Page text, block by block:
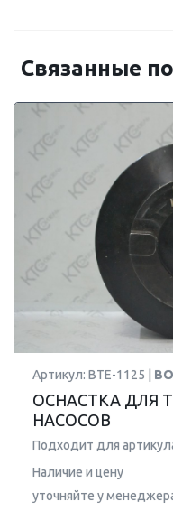
Связанные
Артикул: BTE-1125 |
ОСНАСТКА ДЛЯ
НАСОСОВ
Подходит для
Наличие и цену
уточняйте у